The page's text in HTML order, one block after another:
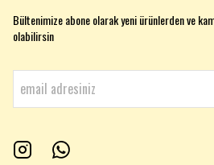
Bültenimize abone olarak yeni ürünlerden ve
olabilirsin